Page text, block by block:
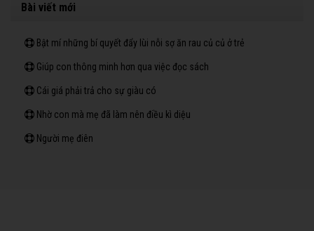
Bài viết mới
Bật mí những bí quyết đẩy lùi nỗi sợ ăn rau củ củ ở trẻ
Giúp con thông minh hơn qua việc đọc sách
Cái giá phải trả cho sự giàu có
Nhờ con mà mẹ đã làm nên điều kì diệu
Người mẹ điên